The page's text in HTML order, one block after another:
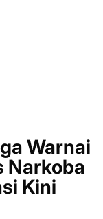
Warnai
Narkoba
Kini